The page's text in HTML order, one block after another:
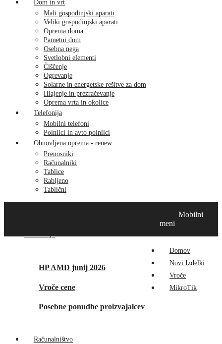
Dom in vrt
Mali gospodinjski aparati
Veliki gospodinjski aparati
Oprema doma
Pametni dom
Osebna nega
Svetlobni elementi
Čiščenje
Ogrevanje
Solarne in energetske rešitve za dom
Hlajenje in prezračevanje
Oprema vrta in okolice
Telefonija
Mobilni telefoni
Polnilci in avto polnilci
Obnovljena oprema - renew
Prenosniki
Računalniki
Tablice
Rabljeno
Tablični
HP AMD junij 2026
Vroče cene
Posebne ponudbe proizvajalcev
Mobilni
meni
Domov
Novi Izdelki
Vroče
MikroTik
Računalništvo